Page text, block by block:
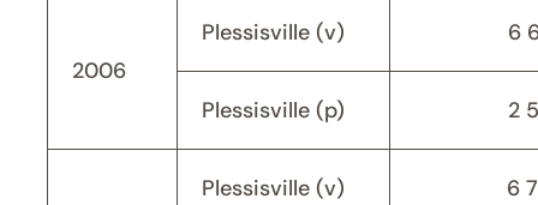
2006
Plessisville (v) 6
Plessisville (p) 2
Plessisville (v) 6